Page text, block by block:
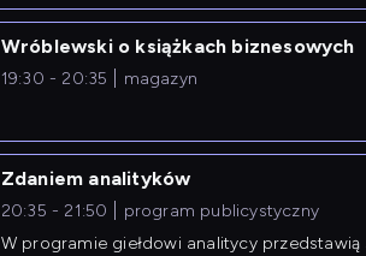
Wróblewski o książkach biznesowych
19:30 - 20:35 magazyn
Zdaniem analityków
20:35 - 21:50
program publicystyczny
W programie giełdowi analitycy